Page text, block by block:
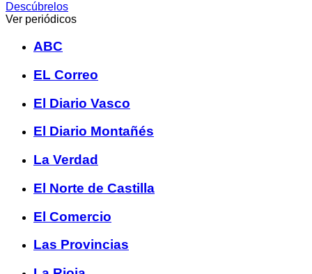
Descúbrelos
Ver periódicos
ABC
EL Correo
El Diario Vasco
El Diario Montañés
La Verdad
El Norte de Castilla
El Comercio
Las Provincias